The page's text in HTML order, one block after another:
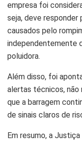
empresa foi
seja, deve responder
causados pelo
independentemente
poluidora.
Além disso, foi
alertas técnicos, não
que a barragem
de sinais claros de
Em resumo, a